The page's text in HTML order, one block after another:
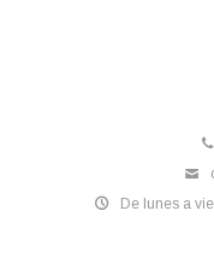
De lunes a